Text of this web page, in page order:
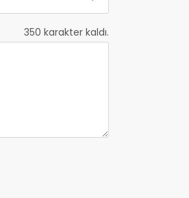
350 karakter kaldı.